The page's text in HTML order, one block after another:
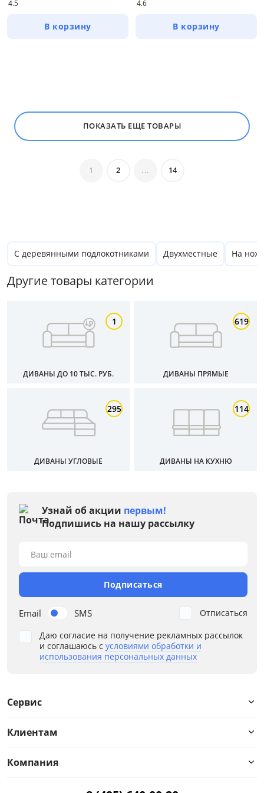
Синий
Ширина, см
от до
Высота, см
Особенности
Механизм трансформации
Пружинный блок
Дополнительные опции
Жесткость
Каркас
Конфигурация
4.5
В корзину
4.6
В корзину
ПОКАЗАТЬ ЕЩЕ ТОВАРЫ
1 2 ... 14
С деревянными подлокотниками Двухместные На
Другие товары категории
1
ДИВАНЫ ДО 10 ТЫС. РУБ.
619
ДИВАНЫ ПРЯМЫЕ
295
ДИВАНЫ УГЛОВЫЕ
114
ДИВАНЫ НА КУХНЮ
Узнай об акции первым!
Подпишись на нашу рассылку
Email SMS
Ваш email
Подписаться
Даю согласие на получение рекламных рассылок
и соглашаюсь с условиями обработки и
использования персональных данных
Отписаться
Сервис
Клиентам
Компания